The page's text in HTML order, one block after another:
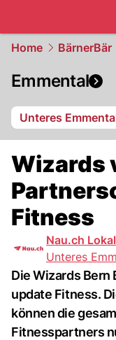
Home BärnerBär
Emmental
Unteres
Wizards
Fitness
Nau.ch Lokal
Unteres
Die Wizards
update Fitness.
können die
Fitnesspartners